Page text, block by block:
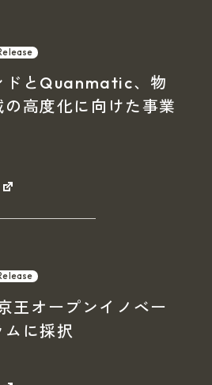
ドとQuanmatic、物
高度化に向けた事業
王オープンイノベー
に採択